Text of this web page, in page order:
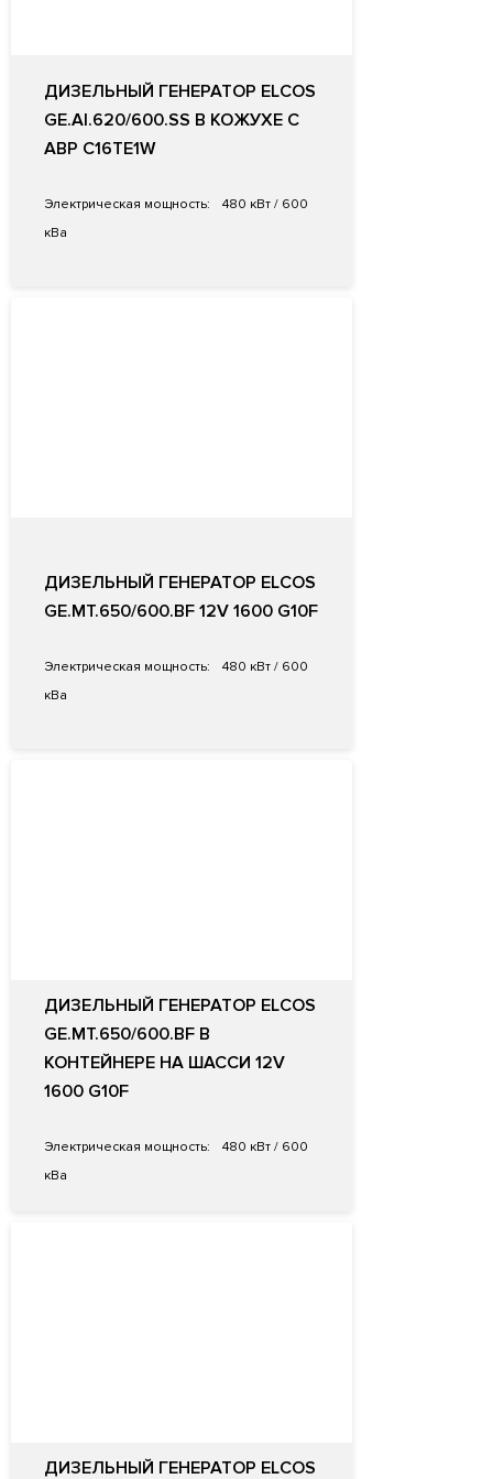
ДИЗЕЛЬНЫЙ ГЕНЕРАТОР ELCOS
GE.AI.620/600.SS В КОЖУХЕ С
АВР C16TE1W
Электрическая мощность:
480 кВт / 600
кВа
ДИЗЕЛЬНЫЙ ГЕНЕРАТОР ELCOS
GE.MT.650/600.BF 12V 1600 G10F
Электрическая мощность:
480 кВт / 600
кВа
ДИЗЕЛЬНЫЙ ГЕНЕРАТОР ELCOS
GE.MT.650/600.BF В
КОНТЕЙНЕРЕ НА ШАССИ 12V
1600 G10F
Электрическая мощность:
480 кВт / 600
кВа
ДИЗЕЛЬНЫЙ ГЕНЕРАТОР ELCOS